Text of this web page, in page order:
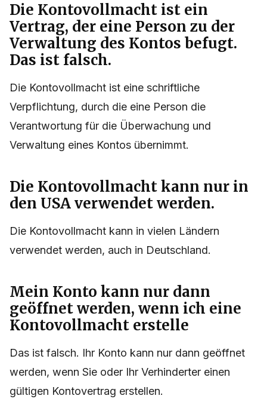
Die Kontovollmacht ist ein
Vertrag, der eine Person zu der
Verwaltung des Kontos befugt.
Das ist falsch.
Die Kontovollmacht ist eine schriftliche
Verpflichtung, durch die eine Person die
Verantwortung für die Überwachung und
Verwaltung eines Kontos übernimmt.
Die Kontovollmacht kann nur in
den USA verwendet werden.
Die Kontovollmacht kann in vielen Ländern
verwendet werden, auch in Deutschland.
Mein Konto kann nur dann
geöffnet werden, wenn ich eine
Kontovollmacht erstelle
Das ist falsch. Ihr Konto kann nur dann geöffnet
werden, wenn Sie oder Ihr Verhinderter einen
gültigen Kontovertrag erstellen.